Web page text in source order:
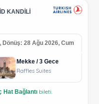
KANDİLİ
Dönüş: 28 Ağu 2026, Cum
Mekke / 3 Gece
Raffles Suites
Hat Bağlantıbileti.